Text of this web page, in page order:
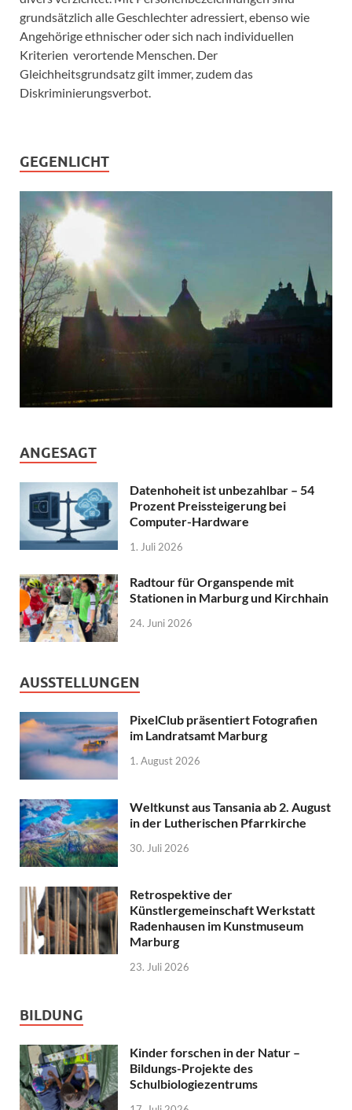
grundsätzlich alle Geschlechter adressiert, ebenso wie
Angehörige ethnischer oder sich nach individuellen
Kriterien verortende Menschen. Der
Gleichheitsgrundsatz gilt immer, zudem das
Diskriminierungsverbot.
GEGENLICHT
ANGESAGT
Datenhoheit ist unbezahlbar – 54
Prozent Preissteigerung bei
Computer-Hardware
1. Juli 2026
Radtour für Organspende mit
Stationen in Marburg und Kirchhain
24. Juni 2026
AUSSTELLUNGEN
PixelClub präsentiert Fotografien
im Landratsamt Marburg
1. August 2026
Weltkunst aus Tansania ab 2. August
in der Lutherischen Pfarrkirche
30. Juli 2026
Retrospektive der
Künstlergemeinschaft Werkstatt
Radenhausen im Kunstmuseum
Marburg
23. Juli 2026
BILDUNG
Kinder forschen in der Natur –
Bildungs-Projekte des
Schulbiologiezentrums